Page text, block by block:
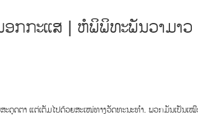
ກກະແສ | ຫໍພິພິທະພັນວາມາວ
ະດຸດຕາ ແຕ່ເຕັມໄປດ້ວຍສະເໜ່ທາງວັດທະນະທຳ. ພວກມັນເປັນເ